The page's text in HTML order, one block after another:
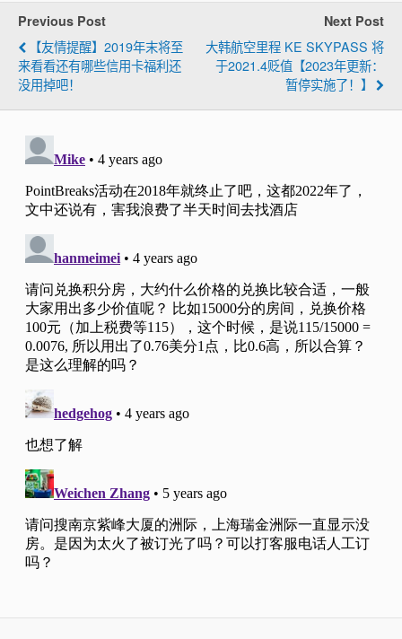
Previous Post
【友情提醒】2019年末将至
来看看还有哪些信用卡福利还
没用掉吧！
Next Post
大韩航空里程 KE SKYPASS 将
于2021.4贬值【2023年更新：
暂停实施了！】